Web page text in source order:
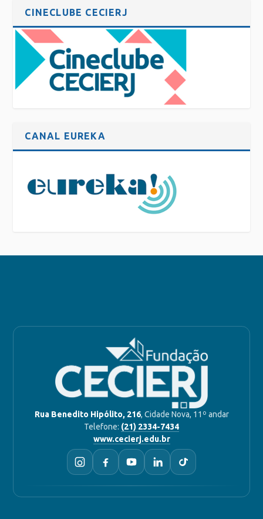
CINECLUBE CECIERJ
CANAL EUREKA
Rua Benedito Hipólito, 216, Cidade Nova, 11º andar
Telefone: (21) 2334-7434
www.cecierj.edu.br